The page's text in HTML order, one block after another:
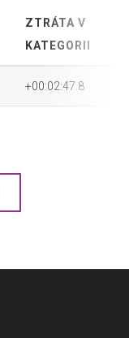
ZTRÁTA V
KATEGORII
+00:02:47.8